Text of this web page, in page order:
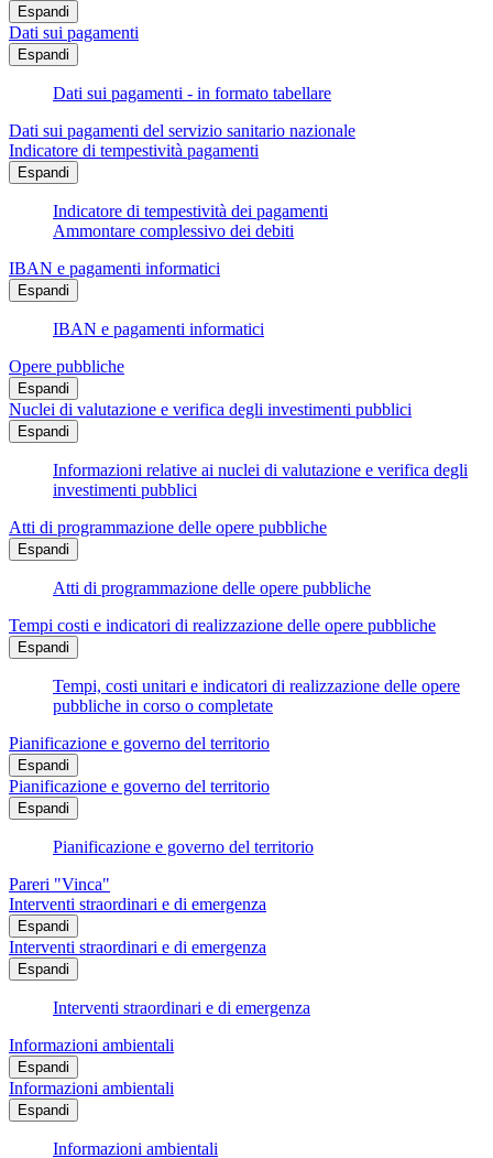
Espandi
Dati sui pagamenti
Espandi
Dati sui pagamenti - in formato tabellare
Dati sui pagamenti del servizio sanitario nazionale
Indicatore di tempestività pagamenti
Espandi
Indicatore di tempestività dei pagamenti
Ammontare complessivo dei debiti
IBAN e pagamenti informatici
Espandi
IBAN e pagamenti informatici
Opere pubbliche
Espandi
Nuclei di valutazione e verifica degli investimenti pubblici
Espandi
Informazioni relative ai nuclei di valutazione e verifica degli
investimenti pubblici
Atti di programmazione delle opere pubbliche
Espandi
Atti di programmazione delle opere pubbliche
Tempi costi e indicatori di realizzazione delle opere pubbliche
Espandi
Tempi, costi unitari e indicatori di realizzazione delle opere
pubbliche in corso o completate
Pianificazione e governo del territorio
Espandi
Pianificazione e governo del territorio
Espandi
Pianificazione e governo del territorio
Pareri "Vinca"
Interventi straordinari e di emergenza
Espandi
Interventi straordinari e di emergenza
Espandi
Interventi straordinari e di emergenza
Informazioni ambientali
Espandi
Informazioni ambientali
Espandi
Informazioni ambientali